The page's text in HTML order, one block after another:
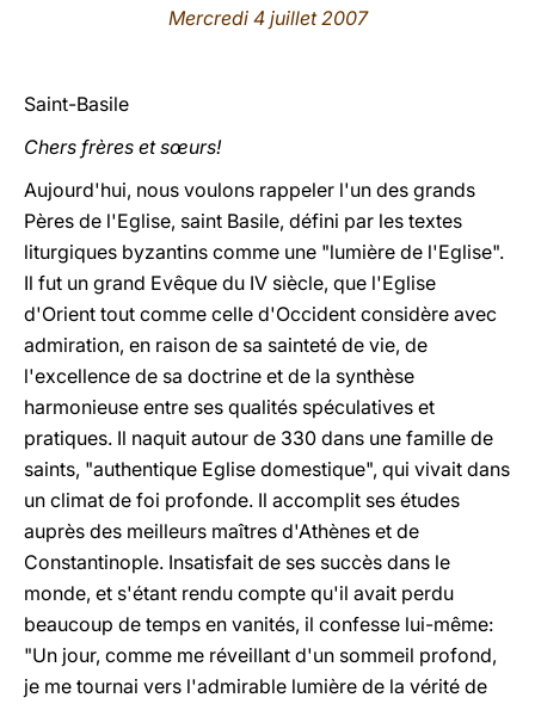
Mercredi 4 juillet 2007
Saint-Basile
Chers frères et sœurs!
Aujourd'hui, nous voulons rappeler l'un des grands
Pères de l'Eglise, saint Basile, défini par les textes
liturgiques byzantins comme une "lumière de l'Eglise".
Il fut un grand Evêque du IV siècle, que l'Eglise
d'Orient tout comme celle d'Occident considère avec
admiration, en raison de sa sainteté de vie, de
l'excellence de sa doctrine et de la synthèse
harmonieuse entre ses qualités spéculatives et
pratiques. Il naquit autour de 330 dans une famille de
saints, "authentique Eglise domestique", qui vivait dans
un climat de foi profonde. Il accomplit ses études
auprès des meilleurs maîtres d'Athènes et de
Constantinople. Insatisfait de ses succès dans le
monde, et s'étant rendu compte qu'il avait perdu
beaucoup de temps en vanités, il confesse lui-même:
"Un jour, comme me réveillant d'un sommeil profond,
je me tournai vers l'admirable lumière de la vérité de